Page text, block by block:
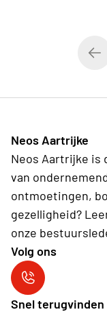
Neos Aartrijke
Neos Aartrijke is
van
ontmoetingen,
gezelligheid?
onze
Volg ons
Neos Aartrijke
Snel terugvinden